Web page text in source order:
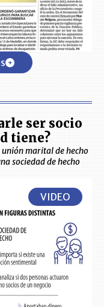
ser socio
tiene?
unión marital de hecho
sociedad de hecho
VIDEO